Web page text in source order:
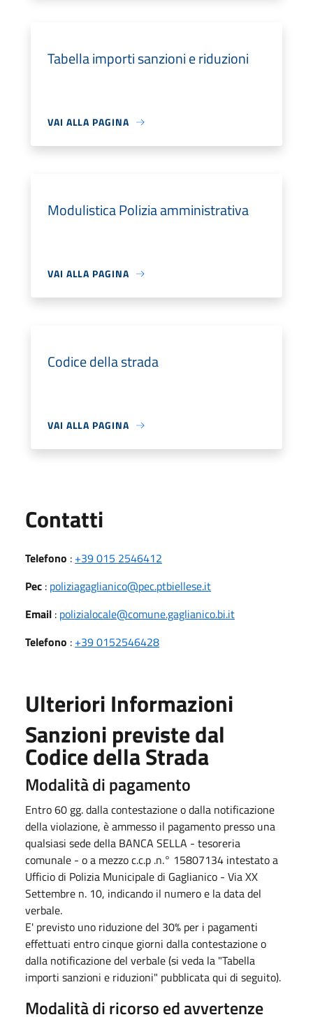
Tabella importi sanzioni e riduzioni
VAI ALLA PAGINA
Modulistica Polizia amministrativa
VAI ALLA PAGINA
Codice della strada
VAI ALLA PAGINA
Contatti
Telefono : +39 015 2546412
Pec : poliziagaglianico@pec.ptbiellese.it
Email : polizialocale@comune.gaglianico.bi.it
Telefono : +39 0152546428
Ulteriori Informazioni
Sanzioni previste dal
Codice della Strada
Modalità di pagamento
Entro 60 gg. dalla contestazione o dalla notificazione
della violazione, è ammesso il pagamento presso una
qualsiasi sede della BANCA SELLA - tesoreria
comunale - o a mezzo c.c.p .n.° 15807134 intestato a
Ufficio di Polizia Municipale di Gaglianico - Via XX
Settembre n. 10, indicando il numero e la data del
verbale.
E' previsto uno riduzione del 30% per i pagamenti
effettuati entro cinque giorni dalla contestazione o
dalla notificazione del verbale (si veda la "Tabella
importi sanzioni e riduzioni" pubblicata qui di seguito).
Modalità di ricorso ed avvertenze